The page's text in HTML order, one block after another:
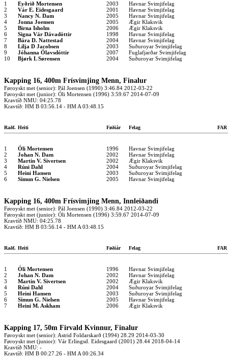
1 Eyðrið Mortensen 2003
Havnar Svimjifelag
2
Vár E. Eidesgaard 2001
Havnar Svimjifelag
3
Nancy N. Dam 2005
Havnar Svimjifelag
4
Jonna Joensen 2005
Ægir Klaksvik
5
Birna Isholm 2006
Ægir Klaksvik
6
Signa Vár Dávadóttir 1998
Havnar Svimjifelag
7
Bára D. Nattestad 2004
Havnar Svimjifelag
8
Lilja D Jacobsen 2003
Suðuroyar Svimjifelag
9
Jóhanna Ólavsdóttir 2007
Fuglafjarðar Svimjifelag
10
Bjørk L Sørensen 2004 Suðuroyar Svimjifelag
Kapping 16, 400m Frísvimjing Menn, Finalur
Føroyskt met (senior): Pál Joensen (1990) 3:46.84 2012-03-22
Føroyskt met (junior): Óli Mortensen (1996) 3:59.67 2014-07-09
Kravtíð NMU: 04:25.78
Kravtíð: HM B 03:56.14 - HM A 03:48.15
Raðf. Heiti Føðiár Felag FAR
1 Óli Mortensen 1996
Havnar Svimjifelag
2
Johan N. Dam 2002
Havnar Svimjifelag
3
Martin V. Sivertsen 2002
Ægir Klaksvik
4
Rúni Dahl 2004
Suðuroyar Svimjifelag
5
Heini Hansen 2003
Suðuroyar Svimjifelag
6
Símun G. Nielsen 2005 Havnar Svimjifelag
Kapping 16, 400m Frísvimjing Menn, Innleiðandi
Føroyskt met (senior): Pál Joensen (1990) 3:46.84 2012-03-22
Føroyskt met (junior): Óli Mortensen (1996) 3:59.67 2014-07-09
Kravtíð NMU: 04:25.78
Kravtíð: HM B 03:56.14 - HM A 03:48.15
Raðf. Heiti Føðiár Felag FAR
1 Óli Mortensen 1996
Havnar Svimjifelag
2
Johan N. Dam 2002
Havnar Svimjifelag
3
Martin V. Sivertsen 2002
Ægir Klaksvik
4
Rúni Dahl 2004
Suðuroyar Svimjifelag
5
Heini Hansen 2003
Suðuroyar Svimjifelag
6
Símun G. Nielsen 2005
Havnar Svimjifelag
7
Heini M. Askham 2006 Ægir Klaksvik
Kapping 17, 50m Firvald Kvinnur, Finalur
Føroyskt met (senior): Astrid Foldarskarð (1994) 28.29 2014-03-30
Føroyskt met (junior): Vár Erlingsd. Eidesgaard (2001) 28.44 2018-04-14
Kravtíð NMU: -
Kravtíð: HM B 00:27.26 - HM A 00:26.34